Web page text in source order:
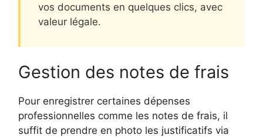
vos documents en quelques clics, avec
valeur légale.
Gestion des notes de frais
Pour enregistrer certaines dépenses
professionnelles comme les notes de frais, il
suffit de prendre en photo les justificatifs via